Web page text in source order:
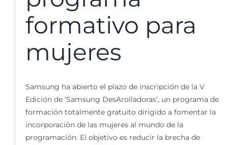
formativo para
mujeres
Samsung ha abierto el plazo de inscripción de la V
Edición de ‘Samsung DesArolladoras’, un programa de
formación totalmente gratuito dirigido a fomentar la
incorporación de las mujeres al mundo de la
programación. El objetivo es reducir la brecha de